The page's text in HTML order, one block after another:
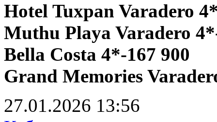
Hotel Tuxpan Varadero
Muthu Playa Varadero
Bella Costa 4*-167 900
Grand Memories
27.01.2026 13:56